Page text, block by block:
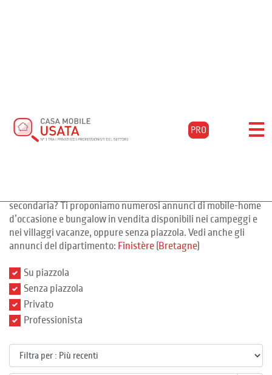
PRO
Mobile-home Finistère
secondaria? Ti proponiamo numerosi annunci di mobile-home
d’occasione e bungalow in vendita disponibili nei campeggi e
nei villaggi vacanze, oppure senza piazzola. Vedi anche gli
annunci del dipartimento: Finistère (Bretagne)
Su piazzola
Senza piazzola
Privato
Professionista